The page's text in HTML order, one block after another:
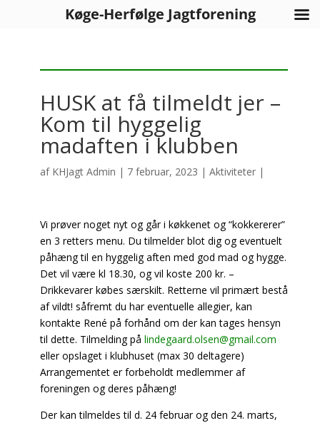
HUSK at få tilmeldt jer –
Kom til hyggelig
madaften i klubben
af KHJagt Admin | 7 februar, 2023 | Aktiviteter|
Vi prøver noget nyt og går i køkkenet og “kokkererer”
en 3 retters menu. Du tilmelder blot dig og eventuelt
påhæng til en hyggelig aften med god mad og hygge.
Det vil være kl 18.30, og vil koste 200 kr. –
Drikkevarer købes særskilt. Retterne vil primært bestå
af vildt! såfremt du har eventuelle allegier, kan
kontakte René på forhånd om der kan tages hensyn
til dette. Tilmelding på lindegaard.olsen@gmail.com
eller opslaget i klubhuset (max 30 deltagere)
Arrangementet er forbeholdt medlemmer af
foreningen og deres påhæng!
Der kan tilmeldes til d. 24 februar og den 24. marts,
Køge-Herfølge Jagtforening